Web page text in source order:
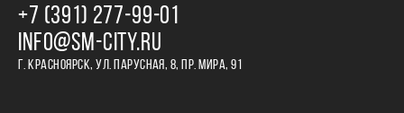
+7 (391) 277‒99‒01
INFO@SM-CITY.RU
Г. КРАСНОЯРСК, УЛ. ПАРУСНАЯ, 8, ПР. МИРА, 91